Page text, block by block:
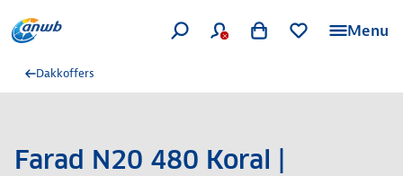
Menu
Dakkoffers
Farad N20 480 Koral |